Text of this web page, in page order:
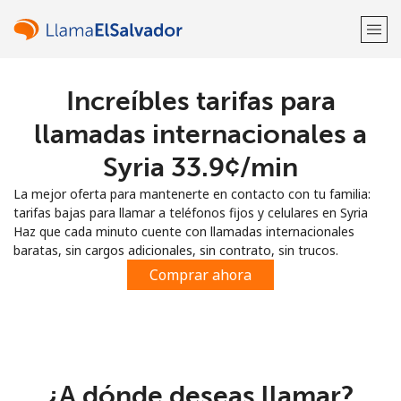
¡Bienvenido!
Regístrate con
Increíbles tarifas para
llamadas internacionales a
Syria ⁦33.9¢⁩/min
La mejor oferta para mantenerte en contacto con tu familia:
tarifas bajas para llamar a teléfonos fijos y celulares en Syria
Haz que cada minuto cuente con llamadas internacionales
baratas, sin cargos adicionales, sin contrato, sin trucos.
Comprar ahora